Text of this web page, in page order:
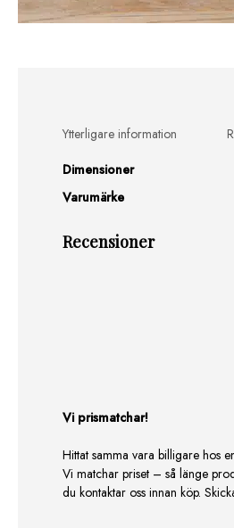
Ytterligare information
Dimensioner
Varumärke
Recensioner
Vi prismatchar!
Hittat samma vara billigare hos
Vi matchar priset – så länge
du kontaktar oss innan köp.